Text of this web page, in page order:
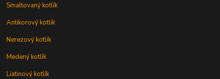
Smaltovaný kotlík
Antikorový kotlík
Nerezový kotlík
Medený kotlík
Liatinový kotlík